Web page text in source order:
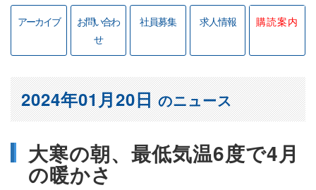
アーカイブ
お問い合わ
せ
社員募集 求人情報 購読案内
大寒の朝、最低気温6度で4月
の暖かさ
2024年01月20日のニュース